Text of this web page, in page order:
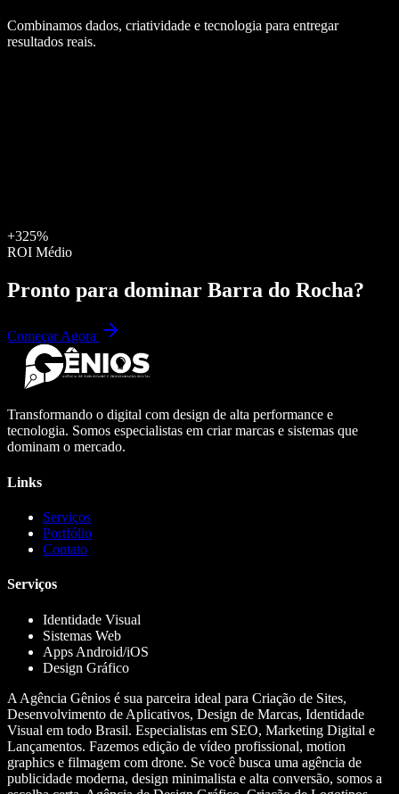
Combinamos dados, criatividade e tecnologia para entregar
resultados reais.
+325%
ROI Médio
Pronto para dominar Barra do Rocha?
Começar Agora
Transformando o digital com design de alta performance e
tecnologia. Somos especialistas em criar marcas e sistemas que
dominam o mercado.
Links
Serviços
Portfólio
Contato
Serviços
Identidade Visual
Sistemas Web
Apps Android/iOS
Design Gráfico
A Agência Gênios é sua parceira ideal para Criação de Sites,
Desenvolvimento de Aplicativos, Design de Marcas, Identidade
Visual em todo Brasil. Especialistas em SEO, Marketing Digital e
Lançamentos. Fazemos edição de vídeo profissional, motion
graphics e filmagem com drone. Se você busca uma agência de
publicidade moderna, design minimalista e alta conversão, somos a